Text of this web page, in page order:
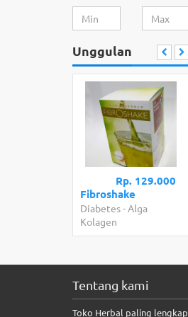
Unggulan
Rp. 129.000
Fibroshake
Diabetes-Alga
Kolagen
Tentang kami
Toko Herbal paling lengkap